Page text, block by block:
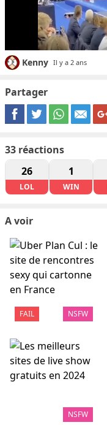
Kenny Il y a 2 ans
Partager
33 réactions
26
LOL
1
WIN
A voir
FAIL NSFW
NSFW